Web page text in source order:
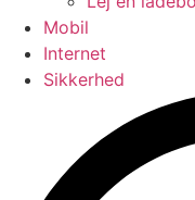
Mobil
Internet
Sikkerhed